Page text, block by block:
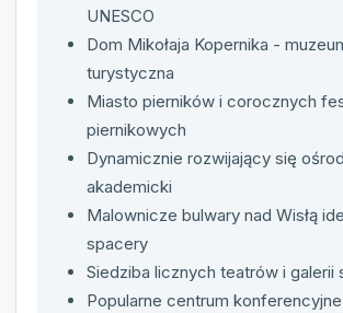
UNESCO
Dom Mikołaja Kopernika -
turystyczna
Miasto pierników i corocznych
piernikowych
Dynamicznie rozwijający się
akademicki
Malownicze bulwary nad Wisłą
spacery
Siedziba licznych teatrów i galerii
Popularne centrum